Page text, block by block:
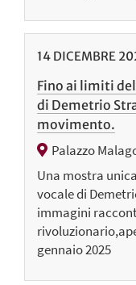
14 DICEMBRE
Fino ai limiti
di Demetrio
movimento.
Palazzo
Una mostra
vocale di
immagini
gennaio 2025